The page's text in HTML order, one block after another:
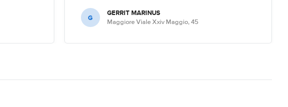
G GERRIT MARINUS
Maggiore Viale Xxiv Maggio, 45